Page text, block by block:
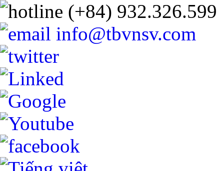
(+84) 932.326.599
info@tbvnsv.com